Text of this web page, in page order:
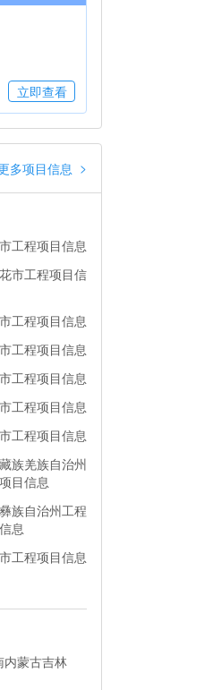
立即查看
多项目信息 >
工程项目信息
市工程项目信
工程项目信息
工程项目信息
工程项目信息
工程项目信息
工程项目信息
族羌族自治州
目信息
族自治州工程
息
工程项目信息
内蒙古吉林